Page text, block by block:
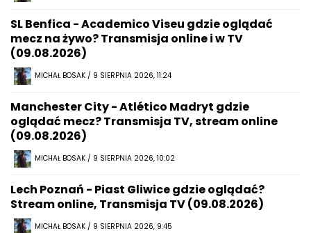
SL Benfica - Academico Viseu gdzie oglądać
mecz na żywo? Transmisja online i w TV
(09.08.2026)
MICHAŁ BOSAK / 9 SIERPNIA 2026, 11:24
Manchester City - Atlético Madryt gdzie
oglądać mecz? Transmisja TV, stream online
(09.08.2026)
MICHAŁ BOSAK / 9 SIERPNIA 2026, 10:02
Lech Poznań - Piast Gliwice gdzie oglądać?
Stream online, Transmisja TV (09.08.2026)
MICHAŁ BOSAK / 9 SIERPNIA 2026, 9:45